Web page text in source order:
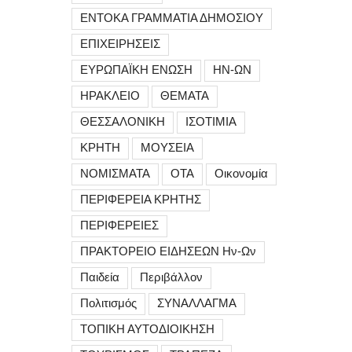
ΕΝΤΟΚΑ ΓΡΑΜΜΑΤΙΑ ΔΗΜΟΣΙΟΥ
ΕΠΙΧΕΙΡΗΣΕΙΣ
ΕΥΡΩΠΑΪΚΗ ΕΝΩΣΗ
ΗΝ-ΩΝ
ΗΡΑΚΛΕΙΟ
ΘΕΜΑΤΑ
ΘΕΣΣΑΛΟΝΙΚΗ
ΙΣΟΤΙΜΙΑ
ΚΡΗΤΗ
ΜΟΥΣΕΙΑ
ΝΟΜΙΣΜΑΤΑ
ΟΤΑ
Οικονομία
ΠΕΡΙΦΕΡΕΙΑ ΚΡΗΤΗΣ
ΠΕΡΙΦΕΡΕΙΕΣ
ΠΡΑΚΤΟΡΕΙΟ ΕΙΔΗΣΕΩΝ Ην-Ων
Παιδεία
Περιβάλλον
Πολιτισμός
ΣΥΝΑΛΛΑΓΜΑ
ΤΟΠΙΚΗ ΑΥΤΟΔΙΟΙΚΗΣΗ